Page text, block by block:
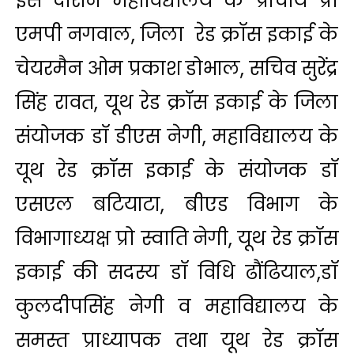
एमपी नगवाल, जिला रेड क्रॉस इकाई के
चेयरमैन ओम प्रकाश डोभाल, सचिव सुरेंद्र
सिंह रावत, यूथ रेड क्रॉस इकाई के जिला
संयोजक डॉ डीएस नेगी, महाविद्यालय के
यूथ रेड क्रॉस इकाई के संयोजक डॉ
एसएल बटियाटा, बीएड विभाग के
विभागाध्यक्ष प्रो स्वाति नेगी, यूथ रेड क्रॉस
इकाई की सदस्य डॉ विधि ढौंढियाल,डॉ
कुलदीपसिंह नेगी व महाविद्यालय के
समस्त प्राध्यापक तथा यूथ रेड क्रॉस